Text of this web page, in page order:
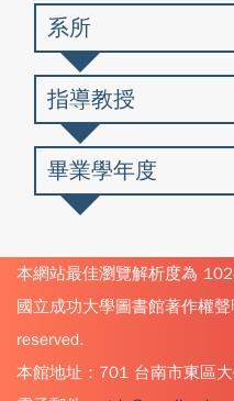
系所
指導教授
畢業學年度
本網站最佳瀏覽解析度為
國立成功大學圖書館著作權
reserved.
本館地址：701 台南市東區